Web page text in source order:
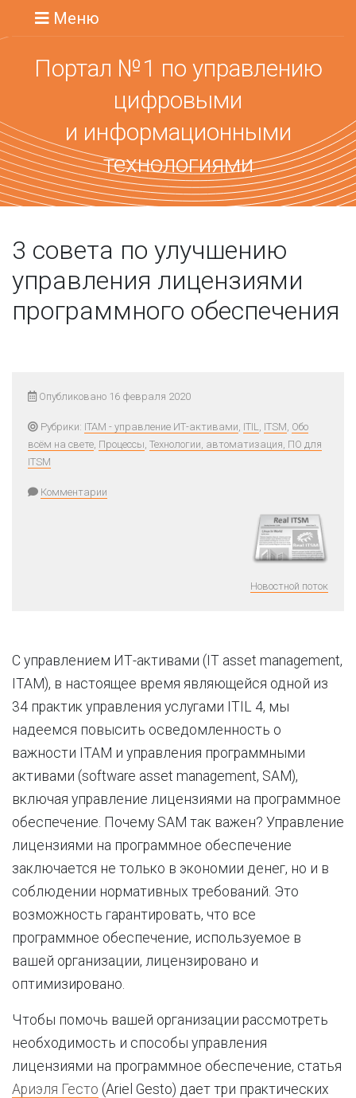
Меню
Портал №1 по управлению
цифровыми
и информационными
технологиями
3 совета по улучшению
управления лицензиями
программного обеспечения
Опубликовано 16 февраля 2020
Рубрики: ITAM - управление ИТ-активами, ITIL, ITSM, Обо
всём на свете, Процессы, Технологии, автоматизация, ПО для
ITSM
Комментарии
Новостной поток
С управлением ИТ-активами (IT asset management,
ITAM), в настоящее время являющейся одной из
34 практик управления услугами ITIL 4, мы
надеемся повысить осведомленность о
важности ITAM и управления программными
активами (software asset management, SAM),
включая управление лицензиями на программное
обеспечение. Почему SAM так важен? Управление
лицензиями на программное обеспечение
заключается не только в экономии денег, но и в
соблюдении нормативных требований. Это
возможность гарантировать, что все
программное обеспечение, используемое в
вашей организации, лицензировано и
оптимизировано.
Чтобы помочь вашей организации рассмотреть
необходимость и способы управления
лицензиями на программное обеспечение, статья
Ариэля Гесто (Ariel Gesto) дает три практических